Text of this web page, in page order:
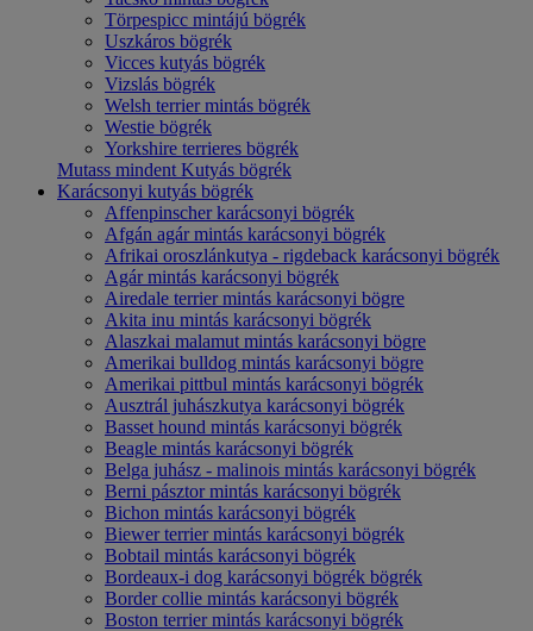
Törpespicc mintájú bögrék
Uszkáros bögrék
Vicces kutyás bögrék
Vizslás bögrék
Welsh terrier mintás bögrék
Westie bögrék
Yorkshire terrieres bögrék
Mutass mindent Kutyás bögrék
Karácsonyi kutyás bögrék
Affenpinscher karácsonyi bögrék
Afgán agár mintás karácsonyi bögrék
Afrikai oroszlánkutya - rigdeback karácsonyi bögrék
Agár mintás karácsonyi bögrék
Airedale terrier mintás karácsonyi bögre
Akita inu mintás karácsonyi bögrék
Alaszkai malamut mintás karácsonyi bögre
Amerikai bulldog mintás karácsonyi bögre
Amerikai pittbul mintás karácsonyi bögrék
Ausztrál juhászkutya karácsonyi bögrék
Basset hound mintás karácsonyi bögrék
Beagle mintás karácsonyi bögrék
Belga juhász - malinois mintás karácsonyi bögrék
Berni pásztor mintás karácsonyi bögrék
Bichon mintás karácsonyi bögrék
Biewer terrier mintás karácsonyi bögrék
Bobtail mintás karácsonyi bögrék
Bordeaux-i dog karácsonyi bögrék bögrék
Border collie mintás karácsonyi bögrék
Boston terrier mintás karácsonyi bögrék